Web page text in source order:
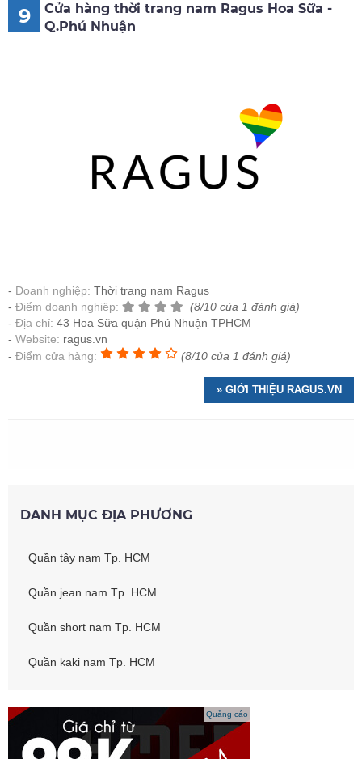
9
Cửa hàng thời trang nam Ragus Hoa Sữa -
Q.Phú Nhuận
Doanh nghiệp: Thời trang nam Ragus
Điểm doanh nghiệp:
(8/10 của 1 đánh giá)
Địa chỉ: 43 Hoa Sữa quận Phú Nhuận TPHCM
Website: ragus.vn
Điểm cửa hàng:
(8/10 của 1 đánh giá)
» GIỚI THIỆU RAGUS.VN
DANH MỤC ĐỊA PHƯƠNG
Quần tây nam Tp. HCM
Quần jean nam Tp. HCM
Quần short nam Tp. HCM
Quần kaki nam Tp. HCM
Quảng cáo